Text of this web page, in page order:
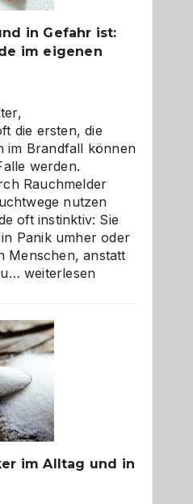
in Gefahr ist:
im eigenen
die ersten, die
im Brandfall können
werden.
Rauchmelder
nutzen
oft instinktiv: Sie
Panik umher oder
Menschen, anstatt
Wenn
Freund
in
Gefahr
ist:
Brandschutz
für
Hunde
eigenen
weiterlesen
im Alltag und in